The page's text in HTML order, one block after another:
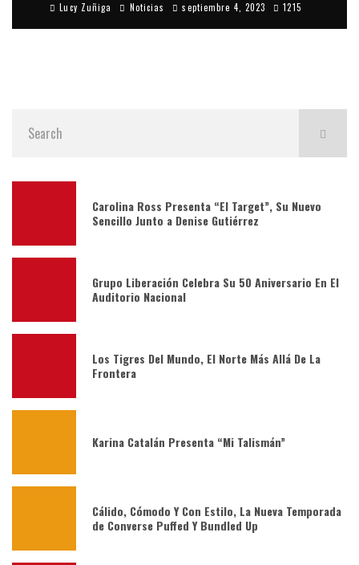
Lucy Zuñiga Noticias septiembre 4, 2023 1215
Carolina Ross Presenta “El Target”, Su Nuevo
Sencillo Junto a Denise Gutiérrez
Grupo Liberación Celebra Su 50 Aniversario En El
Auditorio Nacional
Los Tigres Del Mundo, El Norte Más Allá De La
Frontera
Karina Catalán Presenta “Mi Talismán”
Cálido, Cómodo Y Con Estilo, La Nueva Temporada
de Converse Puffed Y Bundled Up